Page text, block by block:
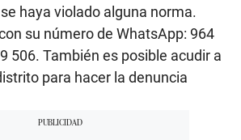
haya violado alguna norma.
su número de WhatsApp: 964
506. También es posible acudir a
para hacer la denuncia